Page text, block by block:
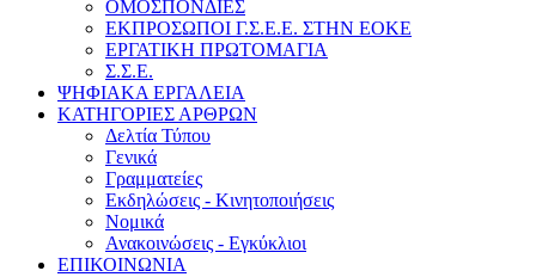
ΟΜΟΣΠΟΝΔΙΕΣ
ΕΚΠΡΟΣΩΠΟΙ Γ.Σ.Ε.Ε. ΣΤΗΝ ΕΟΚΕ
ΕΡΓΑΤΙΚΗ ΠΡΩΤΟΜΑΓΙΑ
Σ.Σ.Ε.
ΨΗΦΙΑΚΑ ΕΡΓΑΛΕΙΑ
ΚΑΤΗΓΟΡΙΕΣ ΑΡΘΡΩΝ
Δελτία Τύπου
Γενικά
Γραμματείες
Εκδηλώσεις - Κινητοποιήσεις
Νομικά
Ανακοινώσεις - Εγκύκλιοι
ΕΠΙΚΟΙΝΩΝΙΑ